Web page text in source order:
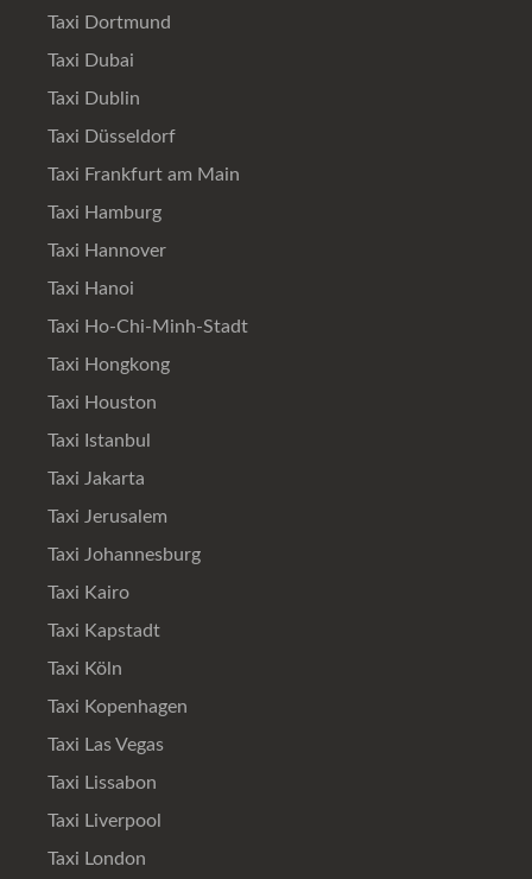
Taxi Dortmund
Taxi Dubai
Taxi Dublin
Taxi Düsseldorf
Taxi Frankfurt am Main
Taxi Hamburg
Taxi Hannover
Taxi Hanoi
Taxi Ho-Chi-Minh-Stadt
Taxi Hongkong
Taxi Houston
Taxi Istanbul
Taxi Jakarta
Taxi Jerusalem
Taxi Johannesburg
Taxi Kairo
Taxi Kapstadt
Taxi Köln
Taxi Kopenhagen
Taxi Las Vegas
Taxi Lissabon
Taxi Liverpool
Taxi London